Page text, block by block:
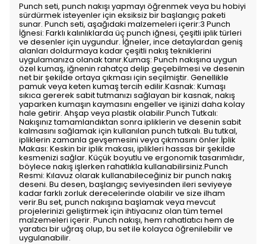
Punch seti, punch nakışı yapmayı öğrenmek veya bu hobiyi
sürdürmek isteyenler için eksiksiz bir başlangıç paketi
sunar. Punch seti, aşağıdaki malzemeleri içerir:3 Punch
İğnesi: Farklı kalınlıklarda üç punch iğnesi, çeşitli iplik türleri
ve desenler için uygundur. İğneler, ince detaylardan geniş
alanları doldurmaya kadar çeşitli nakış tekniklerini
uygulamanıza olanak tanır.Kumaş: Punch nakışına uygun
özel kumaş, iğnenin rahatça delip geçebilmesi ve desenin
net bir şekilde ortaya çıkması için seçilmiştir. Genellikle
pamuk veya keten kumaş tercih edilir.Kasnak: Kumaşı
sıkıca gererek sabit tutmanızı sağlayan bir kasnak, nakış
yaparken kumaşın kaymasını engeller ve işinizi daha kolay
hale getirir. Ahşap veya plastik olabilir.Punch Tutkalı:
Nakışınız tamamlandıktan sonra ipliklerin ve desenin sabit
kalmasını sağlamak için kullanılan punch tutkalı. Bu tutkal,
ipliklerin zamanla gevşemesini veya çıkmasını önler.İplik
Makası: Keskin bir iplik makası, iplikleri hassas bir şekilde
kesmenizi sağlar. Küçük boyutlu ve ergonomik tasarımlıdır,
böylece nakış işlerken rahatlıkla kullanabilirsiniz.Punch
Resmi: Kılavuz olarak kullanabileceğiniz bir punch nakış
deseni. Bu desen, başlangıç seviyesinden ileri seviyeye
kadar farklı zorluk derecelerinde olabilir ve size ilham
verir.Bu set, punch nakışına başlamak veya mevcut
projelerinizi geliştirmek için ihtiyacınız olan tüm temel
malzemeleri içerir. Punch nakışı, hem rahatlatıcı hem de
yaratıcı bir uğraş olup, bu set ile kolayca öğrenilebilir ve
uygulanabilir.